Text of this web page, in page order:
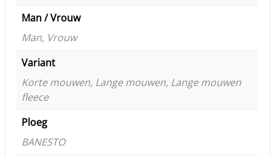
Man / Vrouw
Man, Vrouw
Variant
Korte mouwen, Lange mouwen, Lange mouwen
fleece
Ploeg
BANESTO